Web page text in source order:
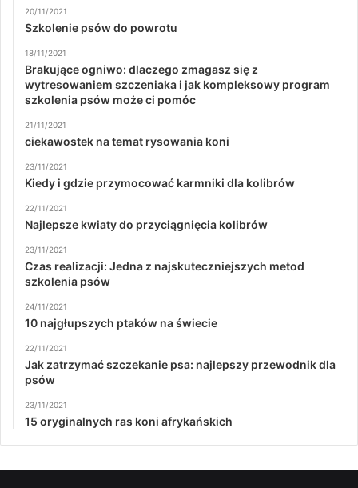
20/11/2021
Szkolenie psów do powrotu
18/11/2021
Brakujące ogniwo: dlaczego zmagasz się z
wytresowaniem szczeniaka i jak kompleksowy program
szkolenia psów może ci pomóc
21/11/2021
ciekawostek na temat rysowania koni
23/11/2021
Kiedy i gdzie przymocować karmniki dla kolibrów
22/11/2021
Najlepsze kwiaty do przyciągnięcia kolibrów
23/11/2021
Czas realizacji: Jedna z najskuteczniejszych metod
szkolenia psów
24/11/2021
10 najgłupszych ptaków na świecie
22/11/2021
Jak zatrzymać szczekanie psa: najlepszy przewodnik dla
psów
23/11/2021
15 oryginalnych ras koni afrykańskich